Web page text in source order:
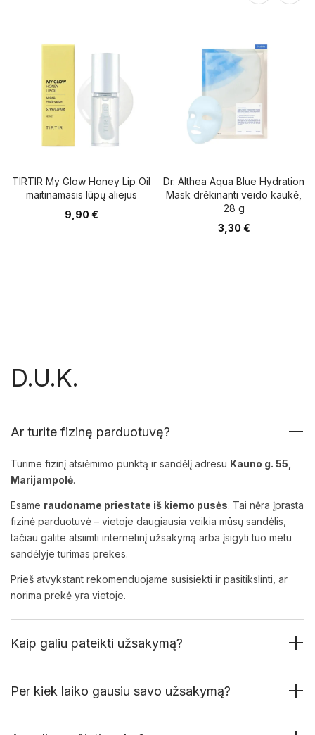
TIRTIR My Glow Honey Lip Oil
maitinamasis lūpų aliejus
9,90 €
Dr. Althea Aqua Blue Hydration
Mask drėkinanti veido kaukė,
28 g
3,30 €
D.U.K.
Ar turite fizinę parduotuvę?
Turime fizinį atsiėmimo punktą ir sandėlį adresu Kauno g. 55,
Marijampolė.
Esame raudoname priestate iš kiemo pusės. Tai nėra įprasta
fizinė parduotuvė – vietoje daugiausia veikia mūsų sandėlis,
tačiau galite atsiimti internetinį užsakymą arba įsigyti tuo metu
sandėlyje turimas prekes.
Prieš atvykstant rekomenduojame susisiekti ir pasitikslinti, ar
norima prekė yra vietoje.
Kaip galiu pateikti užsakymą?
Per kiek laiko gausiu savo užsakymą?